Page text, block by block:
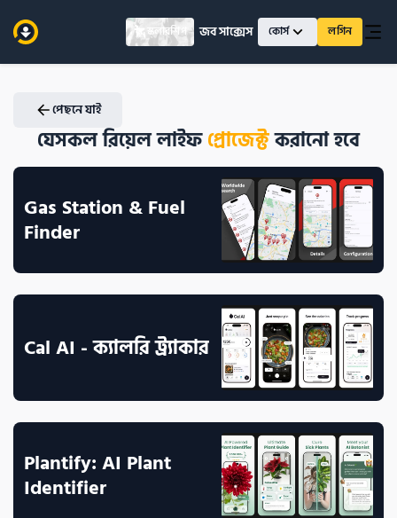
স্কলারশিপ জব সাক্সেস কোর্স লগিন
পেছনে যাই
যেসকল রিয়েল লাইফপ্রোজেক্ট করানো হবে
Gas Station & Fuel
Finder
Cal AI - ক্যালরি ট্র্যাকার
Plantify: AI Plant
Identifier